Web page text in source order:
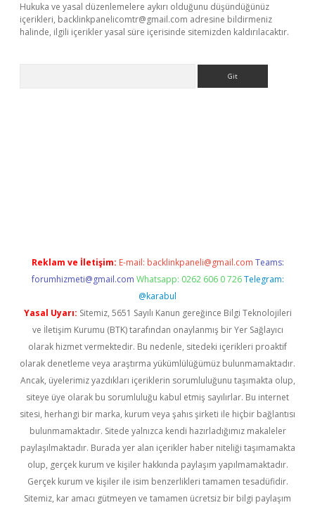
Hukuka ve yasal düzenlemelere aykırı olduğunu düşündüğünüz
içerikleri, backlinkpanelicomtr@gmail.com adresine bildirmeniz
halinde, ilgili içerikler yasal süre içerisinde sitemizden kaldırılacaktır.
Reklam ve İletişim: E-mail: backlinkpaneli@gmail.com Teams:
forumhizmeti@gmail.com Whatsapp: 0262 606 0 726 Telegram:
@karabul
Yasal Uyarı: Sitemiz, 5651 Sayılı Kanun gereğince Bilgi Teknolojileri
ve İletişim Kurumu (BTK) tarafından onaylanmış bir Yer Sağlayıcı
olarak hizmet vermektedir. Bu nedenle, sitedeki içerikleri proaktif
olarak denetleme veya araştırma yükümlülüğümüz bulunmamaktadır.
Ancak, üyelerimiz yazdıkları içeriklerin sorumluluğunu taşımakta olup,
siteye üye olarak bu sorumluluğu kabul etmiş sayılırlar. Bu internet
sitesi, herhangi bir marka, kurum veya şahıs şirketi ile hiçbir bağlantısı
bulunmamaktadır. Sitede yalnızca kendi hazırladığımız makaleler
paylaşılmaktadır. Burada yer alan içerikler haber niteliği taşımamakta
olup, gerçek kurum ve kişiler hakkında paylaşım yapılmamaktadır.
Gerçek kurum ve kişiler ile isim benzerlikleri tamamen tesadüfidir.
Sitemiz, kar amacı gütmeyen ve tamamen ücretsiz bir bilgi paylaşım